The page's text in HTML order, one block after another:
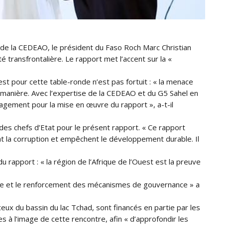
la CEDEAO, le président du Faso Roch Marc Christian
transfrontalière. Le rapport met l’accent sur la «
pour cette table-ronde n’est pas fortuit : « la menace
Avec l’expertise de la CEDEAO et du G5 Sahel en
pour la mise en œuvre du rapport », a-t-il
chefs d’Etat pour le présent rapport. « Ce rapport
la corruption et empêchent le développement durable. Il
rapport : « la région de l’Afrique de l’Ouest est la preuve
le renforcement des mécanismes de gouvernance » a
du bassin du lac Tchad, sont financés en partie par les
à l’image de cette rencontre, afin « d’approfondir les